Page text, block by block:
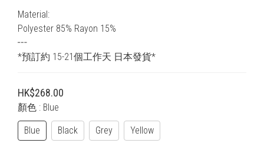
Material:
Polyester 85% Rayon 15%
┅
*預訂約 15-21個工作天 日本發貨*
HK$268.00
顏色 : Blue
Blue Black Grey Yellow